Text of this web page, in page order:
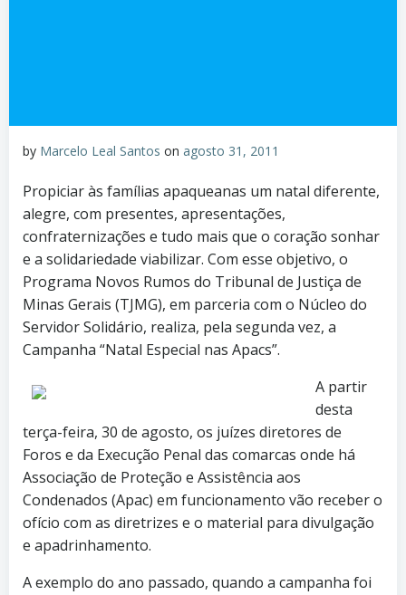
by Marcelo Leal Santos on agosto 31, 2011
Propiciar às famílias apaqueanas um natal diferente,
alegre, com presentes, apresentações,
confraternizações e tudo mais que o coração sonhar
e a solidariedade viabilizar. Com esse objetivo, o
Programa Novos Rumos do Tribunal de Justiça de
Minas Gerais (TJMG), em parceria com o Núcleo do
Servidor Solidário, realiza, pela segunda vez, a
Campanha “Natal Especial nas Apacs”.
A partir
desta
terça-feira, 30 de agosto, os juízes diretores de
Foros e da Execução Penal das comarcas onde há
Associação de Proteção e Assistência aos
Condenados (Apac) em funcionamento vão receber o
ofício com as diretrizes e o material para divulgação
e apadrinhamento.
A exemplo do ano passado, quando a campanha foi